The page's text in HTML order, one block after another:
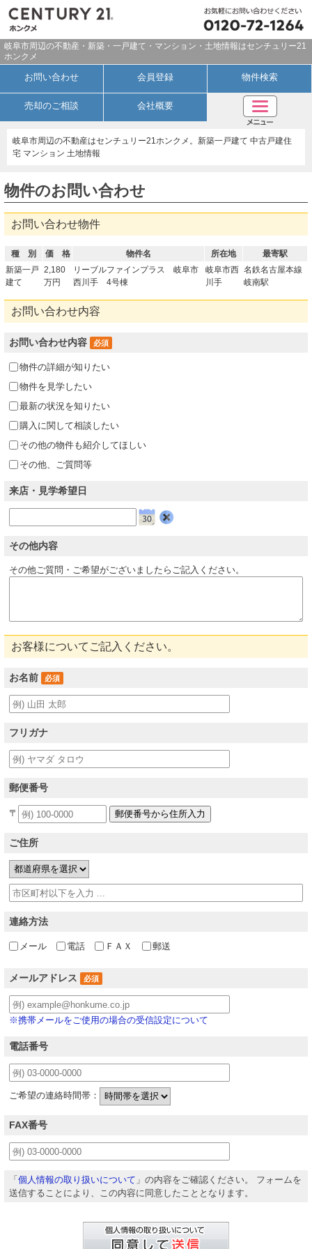
岐阜市周辺の不動産・新築・一戸建て・マンション・土地情報はセンチュリー21
ホンクメ
お問い合わせ 会員登録 物件検索
売却のご相談 会社概要
岐阜市周辺の不動産はセンチュリー21ホンクメ。新築一戸建て 中古戸建住
宅 マンション 土地情報
物件のお問い合わせ
お問い合わせ物件
種 別 価 格 物件名 所在地
最寄駅
新築一戸
建て
2,180
万円
リーブルファインプラス 岐阜市
西川手 4号棟
岐阜市西
川手
名鉄名古屋本線
岐南駅
お問い合わせ内容
お問い合わせ内容 必須
物件の詳細が知りたい
物件を見学したい
最新の状況を知りたい
購入に関して相談したい
その他の物件も紹介してほしい
その他、ご質問等
来店・見学希望日
その他内容
その他ご質問・ご希望がございましたらご記入ください。
お客様についてご記入ください。
お名前 必須
フリガナ
郵便番号
〒
ご住所
連絡方法
メール 電話 ＦＡＸ 郵送
メールアドレス 必須
※携帯メールをご使用の場合の受信設定について
電話番号
ご希望の連絡時間帯：
FAX番号
「 個人情報の取り扱いについて 」 の内容をご確認ください。
フォームを
送信することにより、この内容に同意したこととなります。